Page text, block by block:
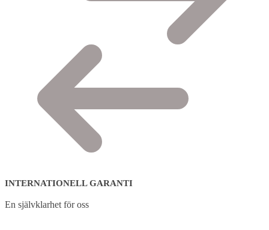
INTERNATIONELL GARANTI
En självklarhet för oss